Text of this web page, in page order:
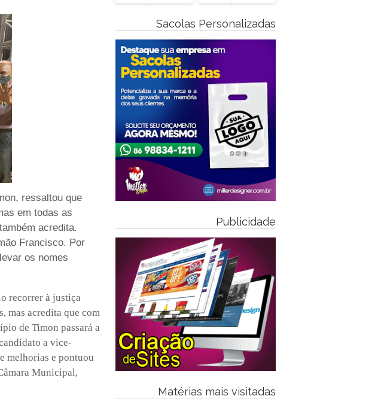
ressaltou que
em todas as
acredita.
Francisco. Por
os nomes
recorrer à justiça
mas acredita que com
de Timon passará a
a vice-
melhorias e pontuou
Municipal,
Sacolas Personalizadas
Publicidade
Matérias mais visitadas